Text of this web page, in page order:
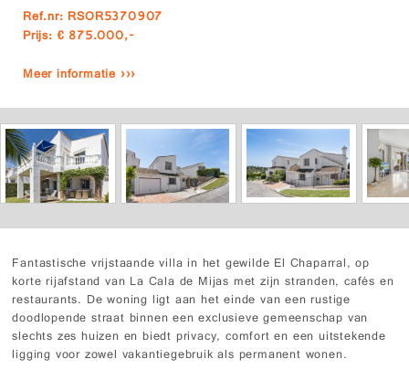
Ref.nr: RSOR5370907
Prijs: € 875.000,-
Meer informatie ›››
Fantastische vrijstaande villa in het gewilde El Chaparral, op
korte rijafstand van La Cala de Mijas met zijn stranden, cafés en
restaurants. De woning ligt aan het einde van een rustige
doodlopende straat binnen een exclusieve gemeenschap van
slechts zes huizen en biedt privacy, comfort en een uitstekende
ligging voor zowel vakantiegebruik als permanent wonen.